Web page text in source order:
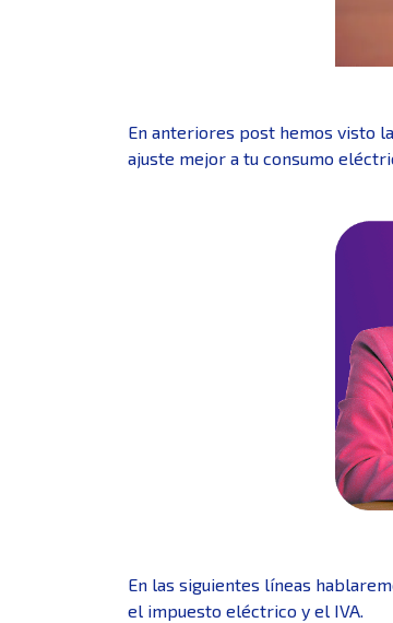
En anteriores post hemos visto
ajuste mejor a tu consumo
En las siguientes líneas
el impuesto eléctrico y el IVA.